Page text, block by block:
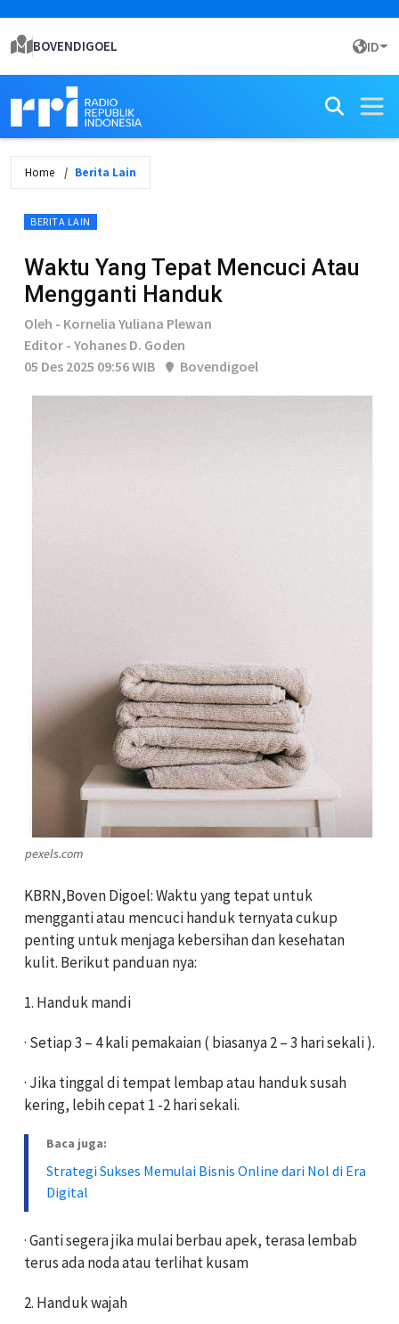
BOVENDIGOEL ID
Home Berita Lain
BERITA LAIN
Waktu Yang Tepat Mencuci Atau
Mengganti Handuk
Oleh - Kornelia Yuliana Plewan
Editor - Yohanes D. Goden
05 Des 2025 09:56 WIB
Bovendigoel
pexels.com
KBRN,Boven Digoel: Waktu yang tepat untuk
mengganti atau mencuci handuk ternyata cukup
penting untuk menjaga kebersihan dan kesehatan
kulit. Berikut panduan nya:
1. Handuk mandi
· Setiap 3 – 4 kali pemakaian ( biasanya 2 – 3 hari sekali ).
· Jika tinggal di tempat lembap atau handuk susah
kering, lebih cepat 1 -2 hari sekali.
Baca juga:
Strategi Sukses Memulai Bisnis Online dari Nol di Era
Digital
· Ganti segera jika mulai berbau apek, terasa lembab
terus ada noda atau terlihat kusam
2. Handuk wajah